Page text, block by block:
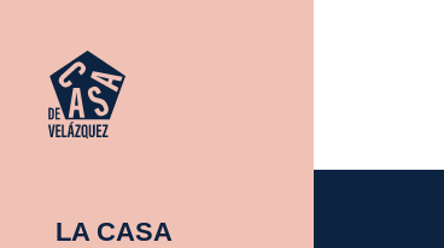
LA CASA